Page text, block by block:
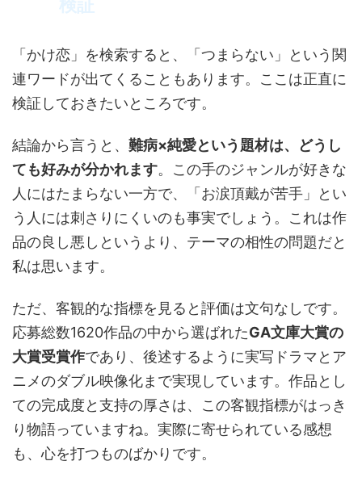
検証
「かけ恋」を検索すると、「つまらない」という関
連ワードが出てくることもあります。ここは正直に
検証しておきたいところです。
結論から言うと、 難病×純愛という題材は、どうし
ても好みが分かれます。この手のジャンルが好きな
人にはたまらない一方で、「お涙頂戴が苦手」とい
う人には刺さりにくいのも事実でしょう。これは作
品の良し悪しというより、テーマの相性の問題だと
私は思います。
ただ、客観的な指標を見ると評価は文句なしです。
応募総数1620作品の中から選ばれたGA文庫大賞の
大賞受賞作であり、後述するように実写ドラマとア
ニメのダブル映像化まで実現しています。作品とし
ての完成度と支持の厚さは、この客観指標がはっき
り物語っていますね。実際に寄せられている感想
も、心を打つものばかりです。